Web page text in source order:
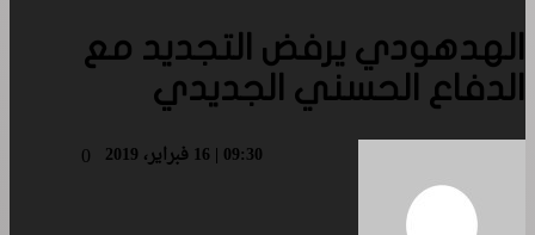
الهدهودي يرفض التجديد مع
الدفاع الحسني الجديدي
09:30 | 16 فبراير، 2019 0